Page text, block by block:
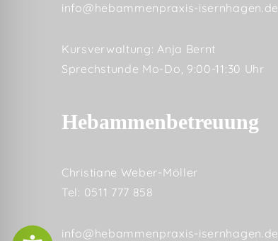
info@hebammenpraxis-isernhagen.de
Kursverwaltung: Anja Bernt
Sprechstunde Mo-Do, 9:00-11:30 Uhr
Hebammenbetreuung
Christiane Weber-Möller
Tel: 0511 777 858
info@hebammenpraxis-isernhagen.de